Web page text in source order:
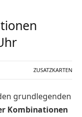
ZUSATZKARTEN
grundlegenden
Kombinationen